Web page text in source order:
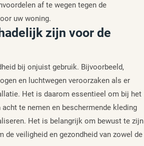
af te wegen tegen de
uw woning.
zijn voor de
bij onjuist gebruik. Bijvoorbeeld,
en luchtwegen veroorzaken als er
Het is daarom essentieel om bij het
te nemen en beschermende kleding
Het is belangrijk om bewust te zijn
de veiligheid en gezondheid van zowel de